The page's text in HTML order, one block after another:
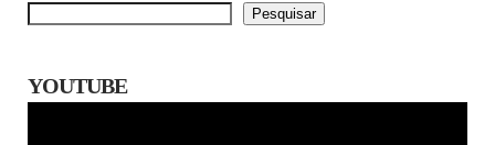
Pesquisar
YOUTUBE